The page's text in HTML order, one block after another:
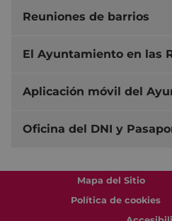
Reuniones de barrios
El Ayuntamiento en las
Aplicación móvil del
Oficina del DNI y
Mapa del Sitio
Política de cookies